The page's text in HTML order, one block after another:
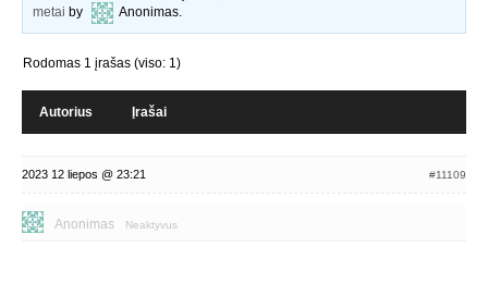
metai by Anonimas.
Rodomas 1 įrašas (viso: 1)
Autorius Įrašai
2023 12 liepos @ 23:21 #11109
Anonimas Neaktyvus